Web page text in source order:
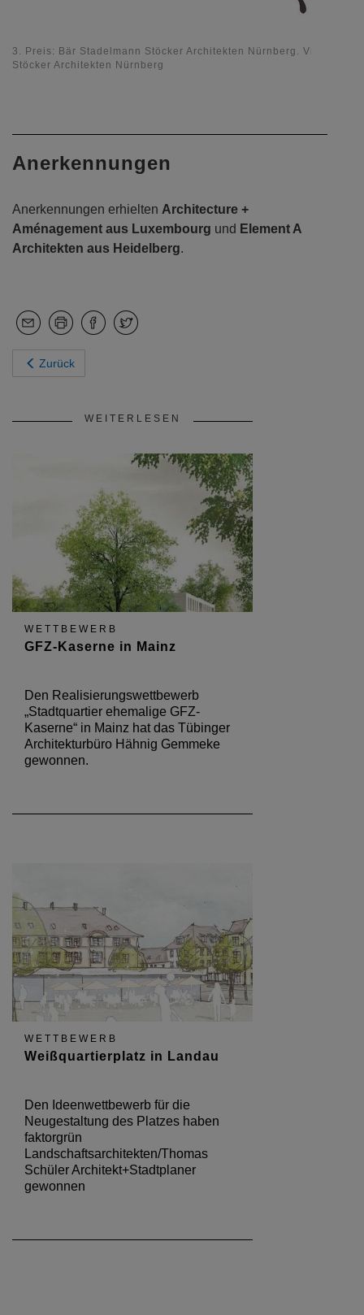
3. Preis: Bär Stadelmann Stöcker Architekten Nürnberg.
Stöcker Architekten Nürnberg
Anerkennungen
Anerkennungen erhielten Architecture +
Aménagement aus Luxembourg und Element A
Architekten aus Heidelberg.
Zurück
WEITERLESEN
WETTBEWERB
GFZ-Kaserne in Mainz
Den Realisierungswettbewerb
„Stadtquartier ehemalige GFZ-
Kaserne“ in Mainz hat das Tübinger
Architekturbüro Hähnig Gemmeke
gewonnen.
WETTBEWERB
Weißquartierplatz in Landau
Den Ideenwettbewerb für die
Neugestaltung des Platzes haben
faktorgrün
Landschaftsarchitekten/Thomas
Schüler Architekt+Stadtplaner
gewonnen